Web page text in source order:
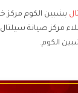
بشبين الكوم مركز
مركز صيانة
الكوم.